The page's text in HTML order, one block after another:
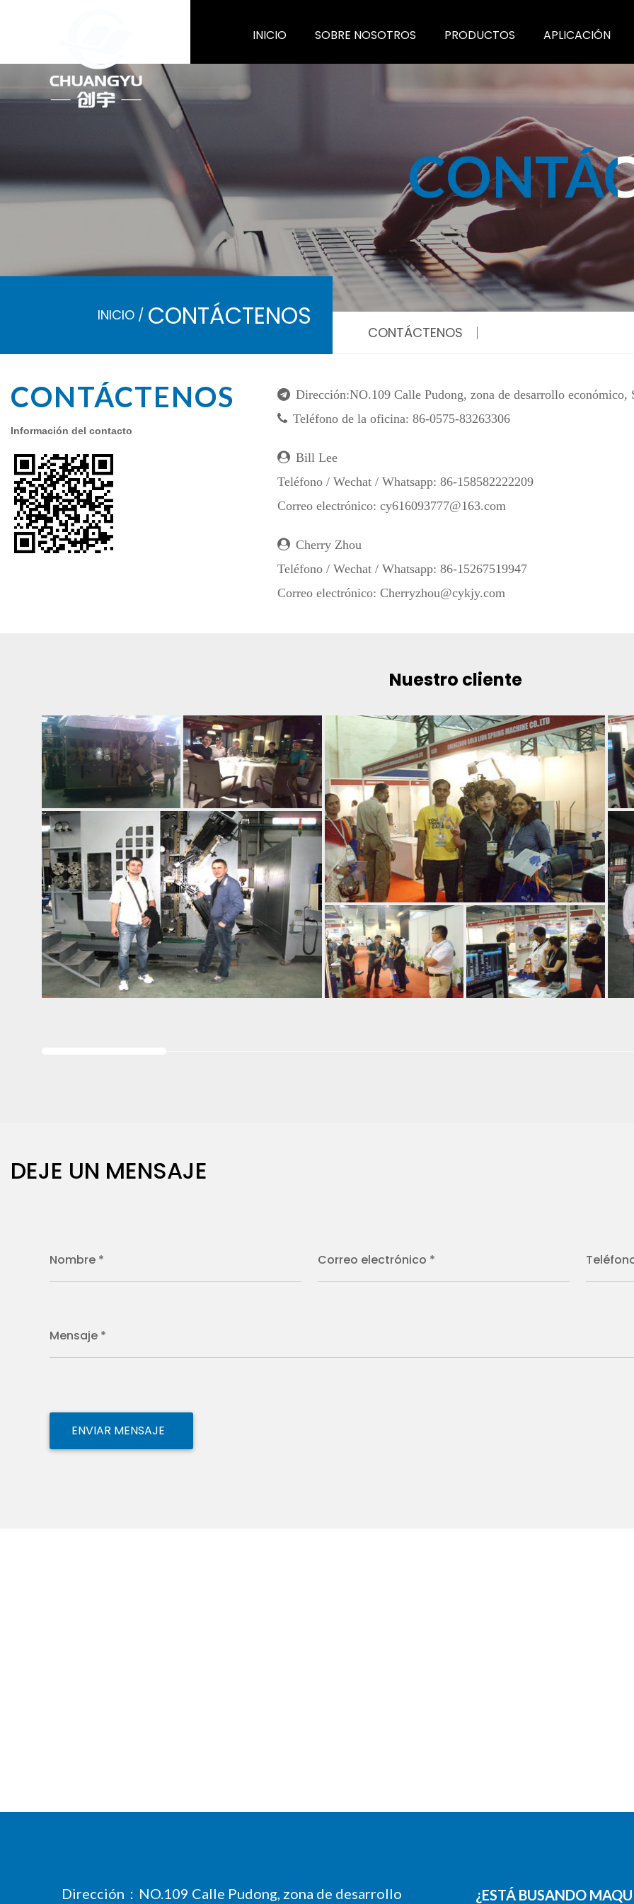
INICIO SOBRE NOSOTROS PRODUCTOS APLICACIÓN
INICIO / CONTÁCTENOS
CONTÁCTENOS
CONTÁCTENOS
Información del contacto
Dirección:NO.109 Calle Pudong, zona de desarrollo económico,
Teléfono de la oficina: 86-0575-83263306
Bill Lee
Teléfono / Wechat / Whatsapp: 86-158582222209
Correo electrónico:cy616093777@163.com
Cherry Zhou
Teléfono / Wechat / Whatsapp: 86-15267519947
Correo electrónico:Cherryzhou@cykjy.com
Nuestro cliente
DEJE UN MENSAJE
Nombre * Correo electrónico *
Mensaje *
Dirección：NO.109 Calle Pudong, zona de desarrollo ¿ESTÁ BUSANDO